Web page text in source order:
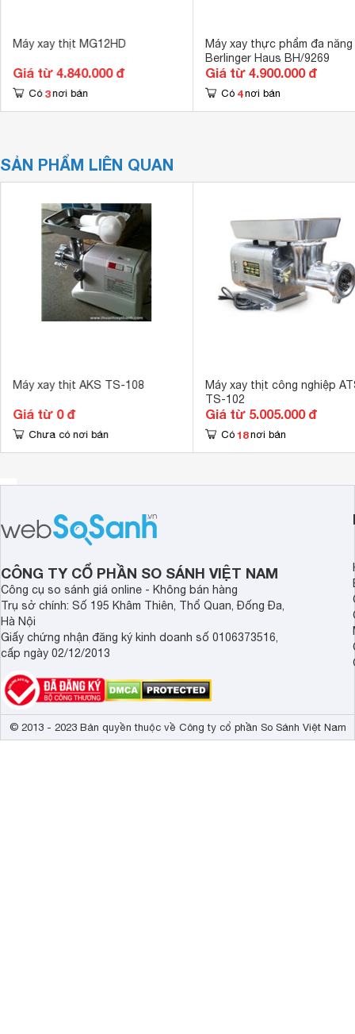
Máy xay thịt MG12HD
Giá từ 4.840.000 đ
Có 3 nơi bán
Máy xay thực phẩm đa năng
Berlinger Haus BH/9269
Giá từ 4.900.000 đ
Có 4 nơi bán
SẢN PHẨM LIÊN QUAN
Máy xay thịt AKS TS-108
Giá từ 0 đ
Chưa có nơi bán
Máy xay thịt công nghiệp
TS-102
Giá từ 5.005.000 đ
Có 18 nơi bán
CÔNG TY CỔ PHẦN SO SÁNH VIỆT NAM
Công cụ so sánh giá online - Không bán hàng
Trụ sở chính: Số 195 Khâm Thiên, Thổ Quan, Đống Đa,
Hà Nội
Giấy chứng nhận đăng ký kinh doanh số 0106373516,
cấp ngày 02/12/2013
© 2013 - 2023 Bản quyền thuộc về Công ty cổ phần So Sánh Việt Nam